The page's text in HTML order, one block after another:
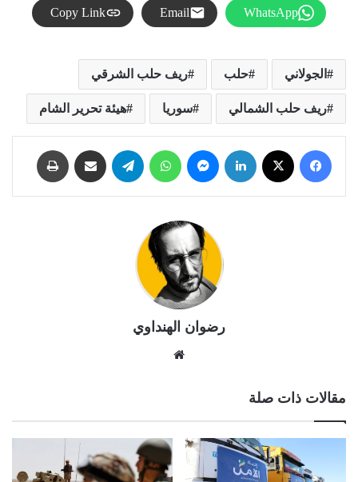
WhatsApp
Email
Copy Link
الجولاني حلب ريف حلب الشرقي
ريف حلب الشمالي سوريا هيئة تحرير الشام
فيسبوك لينكدإن ماسنجر واتساب تيلقرام مشاركة عبر البريد
رضوان الهنداوي
مقالات ذات صلة